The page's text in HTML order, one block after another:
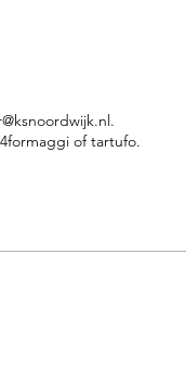
of tartufo.